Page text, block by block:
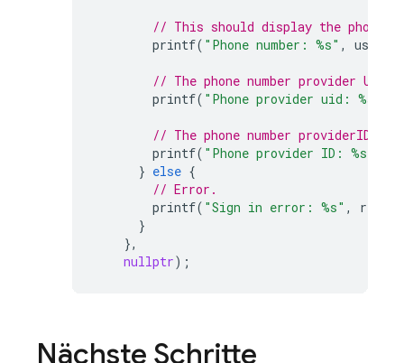
// This should display the phone
printf( "Phone number: %s" , user
// The phone number provider UID
printf( "Phone provider uid: %s"
// The phone number providerID is
printf( "Phone provider ID: %s"
} else {
// Error.
printf( "Sign in error: %s" , result
}
},
nullptr);
Nächste Schritte